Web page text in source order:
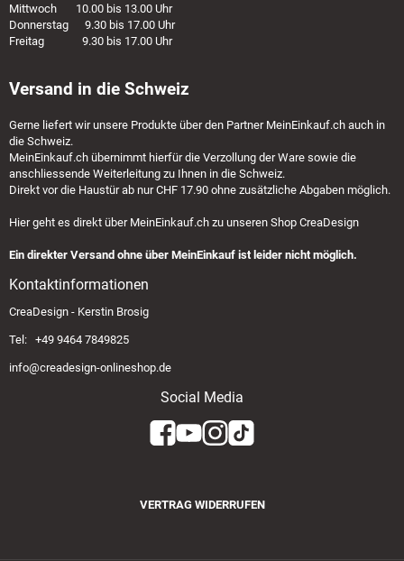
Mittwoch 10.00 bis 13.00 Uhr
Donnerstag 9.30 bis 17.00 Uhr
Freitag 9.30 bis 17.00 Uhr
Versand in die Schweiz
Gerne liefert wir unsere Produkte über den Partner MeinEinkauf.ch auch in
die Schweiz.
MeinEinkauf.ch übernimmt hierfür die Verzollung der Ware sowie die
anschliessende Weiterleitung zu Ihnen in die Schweiz.
Direkt vor die Haustür ab nur CHF 17.90 ohne zusätzliche Abgaben möglich.
Hier geht es direkt über MeinEinkauf.ch zu unseren Shop CreaDesign
Ein direkter Versand ohne über MeinEinkauf ist leider nicht möglich.
Kontaktinformationen
CreaDesign - Kerstin Brosig
Tel: +49 9464 7849825
info@creadesign-onlineshop.de
Social Media
VERTRAG WIDERRUFEN